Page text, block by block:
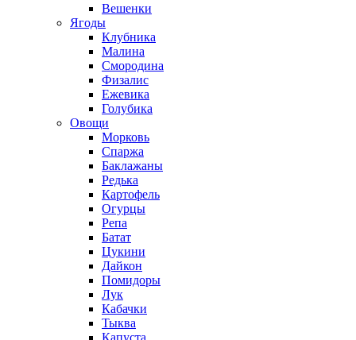
Вешенки
Ягоды
Клубника
Малина
Смородина
Физалис
Ежевика
Голубика
Овощи
Морковь
Спаржа
Баклажаны
Редька
Картофель
Огурцы
Репа
Батат
Цукини
Дайкон
Помидоры
Лук
Кабачки
Тыква
Капуста